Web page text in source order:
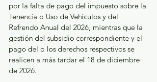
por la falta de pago del impuesto sobre la
Tenencia o Uso de Vehículos y del
Refrendo Anual del 2026, mientras que la
gestión del subsidio correspondiente y el
pago del o los derechos respectivos se
realicen a más tardar el 18 de diciembre
de 2026.